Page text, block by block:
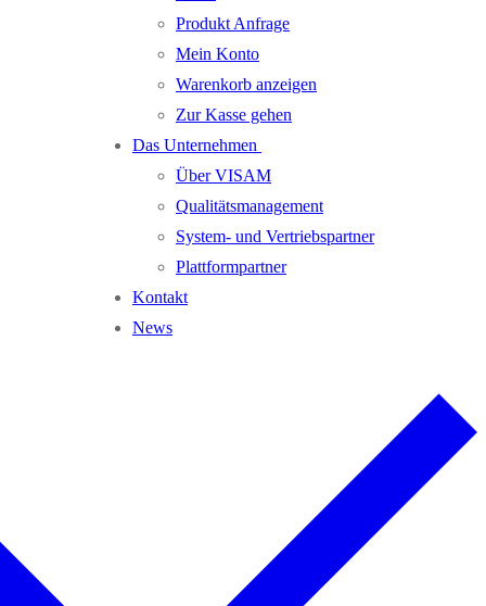
Produkt Anfrage
Mein Konto
Warenkorb anzeigen
Zur Kasse gehen
Das Unternehmen
Über VISAM
Qualitätsmanagement
System- und Vertriebspartner
Plattformpartner
Kontakt
News